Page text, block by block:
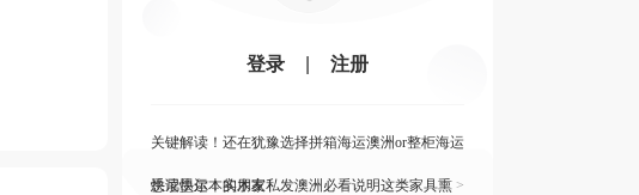
登录 注册
关键解读！还在犹豫选择拼箱海运澳洲or整柜海运
悉尼墨尔本的朋友 >
快读快运！实木家私发澳洲必看说明这类家具熏